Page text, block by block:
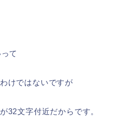
て
けではないですが
32文字付近だからです。